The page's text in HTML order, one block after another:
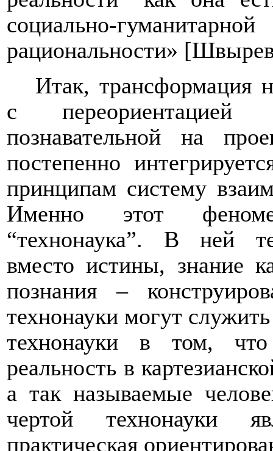
социально-
рациональности»
Итак, трансформация
с переориентацией
познавательной на
постепенно
принципам систему
Именно этот
“технонаука”. В ней
вместо истины, знание
познания –
технонауки могут
технонауки в том,
реальность в
а так называемые
чертой технонауки
практическая